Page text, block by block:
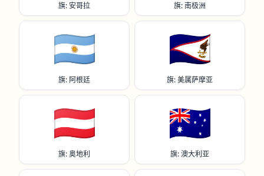
旗: 安哥拉 旗: 南极洲
🇦🇷
旗: 阿根廷
🇦🇸
旗: 美属萨摩亚
🇦🇹
旗: 奥地利
🇦🇺
旗: 澳大利亚